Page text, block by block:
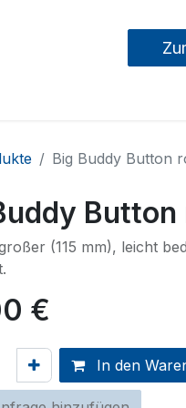
Big Buddy Button
Button
(115 mm), leicht
€
In den